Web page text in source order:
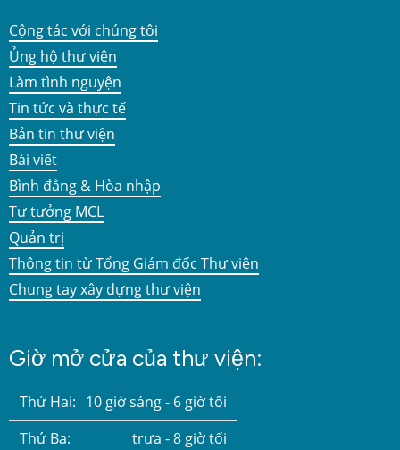
Cộng tác với chúng tôi
Ủng hộ thư viện
Làm tình nguyện
Tin tức và thực tế
Bản tin thư viện
Bài viết
Bình đẳng & Hòa nhập
Tư tưởng MCL
Quản trị
Thông tin từ Tổng Giám đốc Thư viện
Chung tay xây dựng thư viện
Giờ mở cửa của thư viện:
Thứ Hai: 10 giờ sáng - 6 giờ tối
Thứ Ba:
trưa - 8 giờ tối